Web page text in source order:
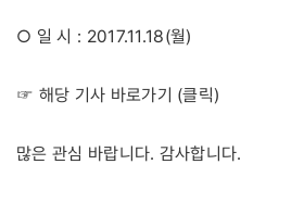
○ 일 시 : 2017.11.18(월)
☞ 해당 기사 바로가기 (클릭)
많은 관심 바랍니다. 감사합니다.